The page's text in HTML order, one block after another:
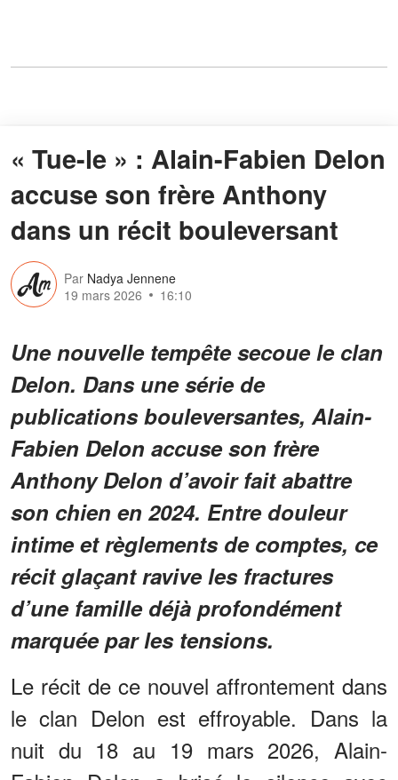
« Tue-le » : Alain-Fabien Delon
accuse son frère Anthony
dans un récit bouleversant
Par Nadya Jennene
19 mars 2026
16:10
Une nouvelle tempête secoue le clan
Delon. Dans une série de
publications bouleversantes, Alain-
Fabien Delon accuse son frère
Anthony Delon d’avoir fait abattre
son chien en 2024. Entre douleur
intime et règlements de comptes, ce
récit glaçant ravive les fractures
d’une famille déjà profondément
marquée par les tensions.
Le récit de ce nouvel affrontement dans
le clan Delon est effroyable. Dans la
nuit du 18 au 19 mars 2026, Alain-